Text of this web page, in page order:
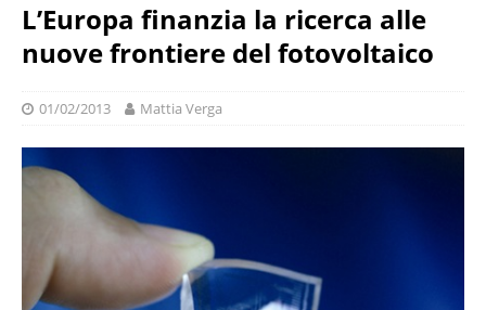
L’Europa finanzia la ricerca alle
nuove frontiere del fotovoltaico
01/02/2013 Mattia Verga